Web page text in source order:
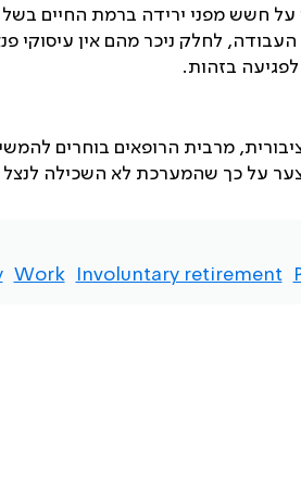
על חשש מפני ירידה ברמת החיים
לחלק ניכר מהם אין עיסוקי
בזהות.
מרבית הרופאים בוחרים
על כך שהמערכת לא השכילה לנצל
Involuntary retirement
Work